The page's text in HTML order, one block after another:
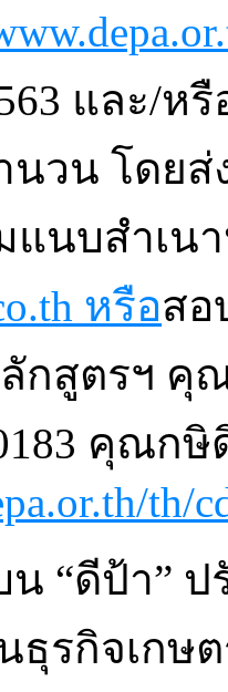
และ/ห
นวน โดย
แนบสำเน
หรือสอ
กสูตรฯ คุ
คุณกษิ
th/
น “ดีป้า” ป
ธุรกิจเกษ